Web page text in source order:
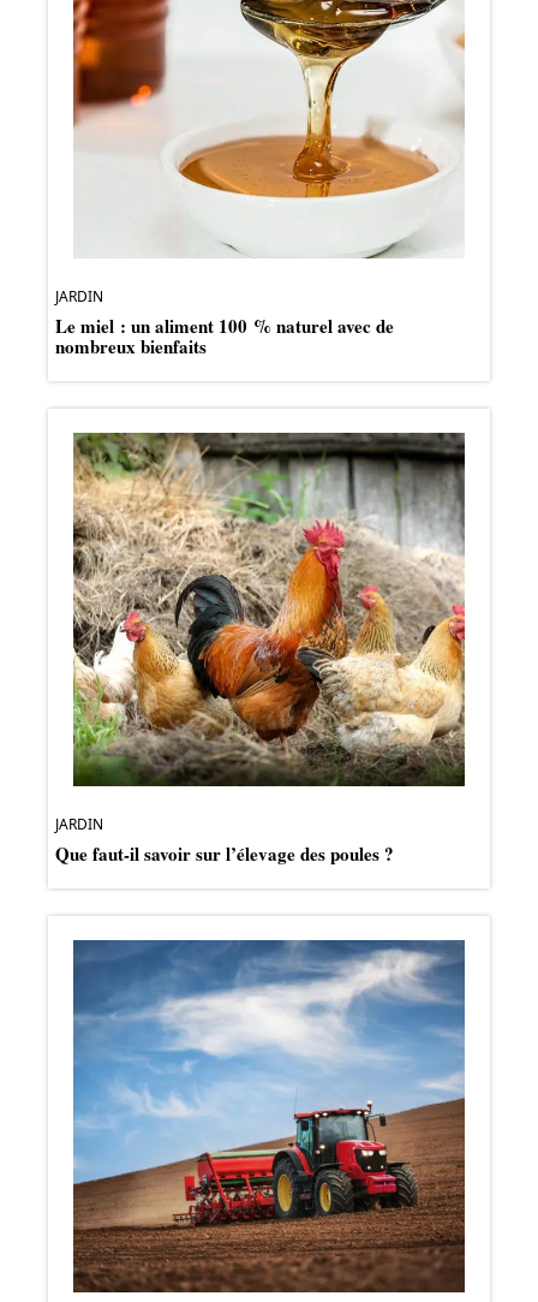
JARDIN
Le miel : un aliment 100 % naturel avec de
nombreux bienfaits
JARDIN
Que faut-il savoir sur l’élevage des poules ?